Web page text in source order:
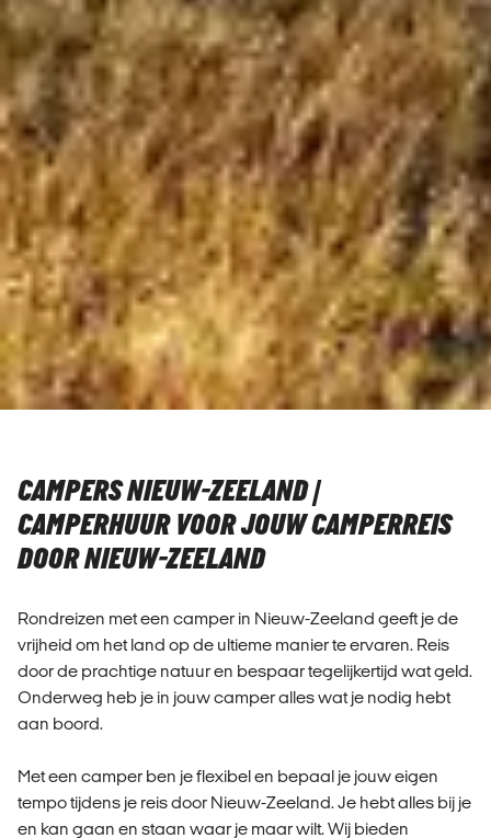
CAMPERS NIEUW-ZEELAND |
CAMPERHUUR VOOR JOUW CAMPERREIS
DOOR NIEUW-ZEELAND
Rondreizen met een camper in Nieuw-Zeeland geeft je de
vrijheid om het land op de ultieme manier te ervaren. Reis
door de prachtige natuur en bespaar tegelijkertijd wat geld.
Onderweg heb je in jouw camper alles wat je nodig hebt
aan boord.
Met een camper ben je flexibel en bepaal je jouw eigen
tempo tijdens je reis door Nieuw-Zeeland. Je hebt alles bij je
en kan gaan en staan waar je maar wilt. Wij bieden